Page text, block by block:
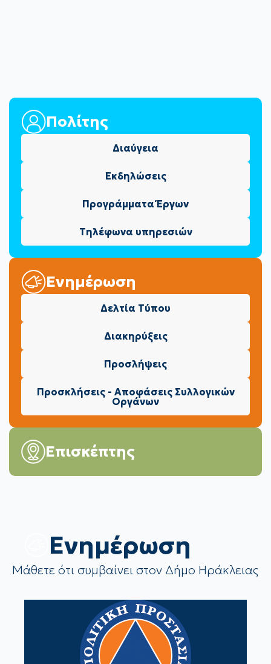
Πολίτης
Διαύγεια
Εκδηλώσεις
Προγράμματα Έργων
Τηλέφωνα υπηρεσιών
Ενημέρωση
Δελτία Τύπου
Διακηρύξεις
Προσλήψεις
Προσκλήσεις - Αποφάσεις Συλλογικών
Οργάνων
Επισκέπτης
Eνημέρωση
Μάθετε ότι συμβαίνει στον Δήμο Ηράκλειας